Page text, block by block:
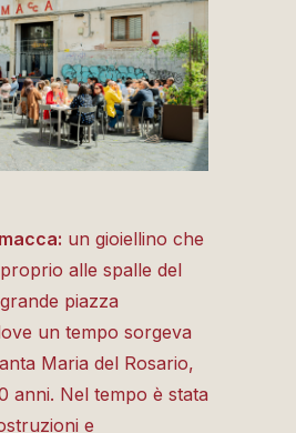
un gioiellino che
alle spalle del
piazza
un tempo sorgeva
Maria del Rosario,
anni. Nel tempo è stata
e